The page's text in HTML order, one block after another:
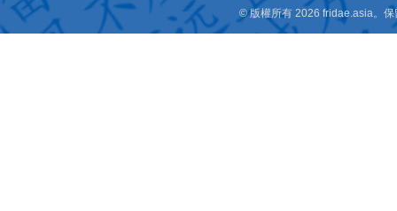
© 版權所有 2026 fridae.asia。